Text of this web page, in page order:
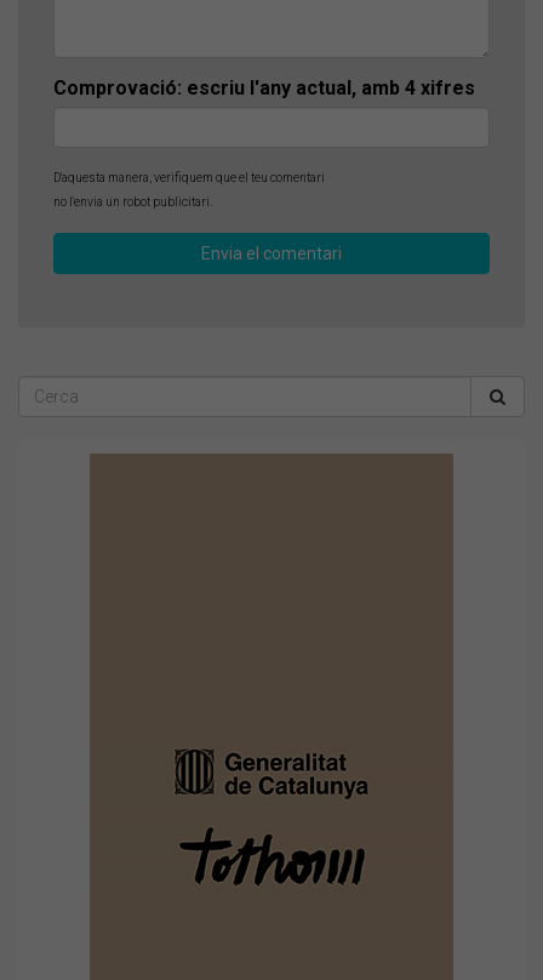
Comprovació: escriu l'any actual, amb 4 xifres
D'aquesta manera, verifiquem que el teu comentari
no l'envia un robot publicitari.